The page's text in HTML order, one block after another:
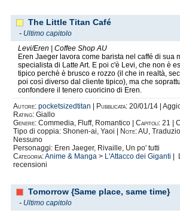
The Little Titan Café
- Ultimo capitolo
Levi/Eren | Coffee Shop AU
Eren Jaeger lavora come barista nel caffé di sua
specialista di Latte Art. E poi c'è Levi, che non è
tipico perchè è brusco e rozzo (il che in realtà,
poi così diverso dal cliente tipico), ma che
confondere il tenero cuoricino di Eren.
Autore: pocketsizedtitan Pubblicata: 20/01/14 |
Rating: Giallo
Genere: Commedia, Fluff, Romantico | Capitoli: 21 |
Tipo di coppia: Shonen-ai, Yaoi |
Note:AU,
Nessuno
Personaggi: Eren Jaeger, Rivaille, Un po' tutti
Categoria:Anime & Manga > L'Attacco dei Giganti |
recensioni
Tomorrow {Same place, same time}
- Ultimo capitolo